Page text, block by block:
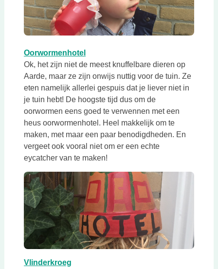
OorwormenhotelDeze link opent in een nieuwe tab
Ok, het zijn niet de meest knuffelbare dieren op
Aarde, maar ze zijn onwijs nuttig voor de tuin. Ze
eten namelijk allerlei gespuis dat je liever niet in
je tuin hebt! De hoogste tijd dus om de
oorwormen eens goed te verwennen met een
heus oorwormenhotel. Heel makkelijk om te
maken, met maar een paar benodigdheden. En
vergeet ook vooral niet om er een echte
eycatcher van te maken!
VlinderkroegDeze link opent in een nieuwe tab